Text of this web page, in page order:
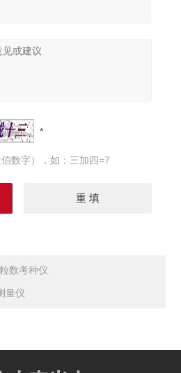
数字），如：三加四=7
数考种仪
量仪